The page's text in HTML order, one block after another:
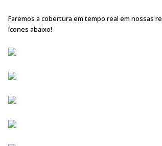
Faremos a cobertura em tempo real em nossas
ícones abaixo!